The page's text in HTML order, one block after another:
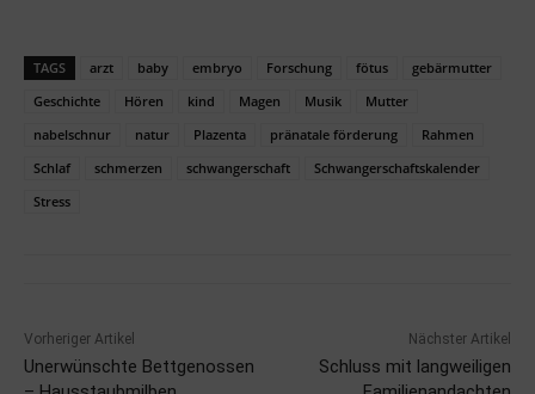
TAGS arzt baby embryo Forschung fötus
gebärmutter
Geschichte
Hören kind Magen Musik
Mutter
nabelschnur
natur Plazenta pränatale förderung
Rahmen
Schlaf
schmerzen schwangerschaft
Schwangerschaftskalender
Stress
Vorheriger Artikel
Unerwünschte Bettgenossen
Nächster Artikel
Schluss mit langweiligen